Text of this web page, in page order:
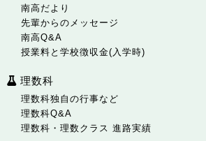
南高だより
先輩からのメッセージ
南高Q&A
授業料と学校徴収金(入学時)
理数科
理数科独自の行事など
理数科Q&A
理数科・理数クラス 進路実績